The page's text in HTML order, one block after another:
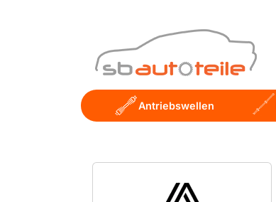
Antriebswellen